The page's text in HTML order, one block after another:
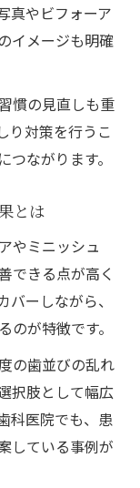
真やビフォーア
イメージも明確
慣の見直しも重
り対策を行うこ
ながります。
とは
やミニッシュ
できる点が高く
ーしながら、
が特徴です。
の歯並びの乱れ
択肢として幅広
科医院でも、患
している事例が